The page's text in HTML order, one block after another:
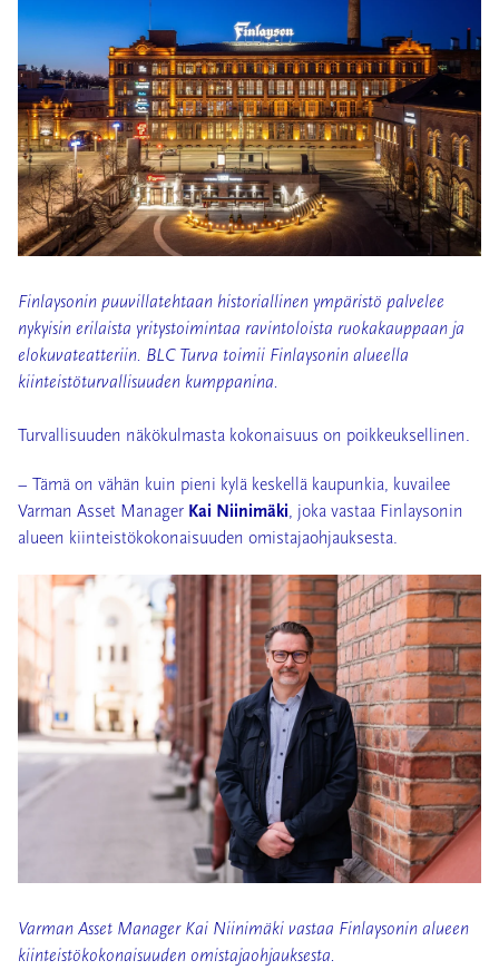
Finlaysonin puuvillatehtaan historiallinen ympäristö palvelee
nykyisin erilaista yritystoimintaa ravintoloista ruokakauppaan ja
elokuvateatteriin. BLC Turva toimii Finlaysonin alueella
kiinteistöturvallisuuden kumppanina.
Turvallisuuden näkökulmasta kokonaisuus on poikkeuksellinen.
– Tämä on vähän kuin pieni kylä keskellä kaupunkia, kuvailee
Varman Asset Manager Kai Niinimäki, joka vastaa Finlaysonin
alueen kiinteistökokonaisuuden omistajaohjauksesta.
Varman Asset Manager Kai Niinimäki vastaa Finlaysonin alueen
kiinteistökokonaisuuden omistajaohjauksesta.